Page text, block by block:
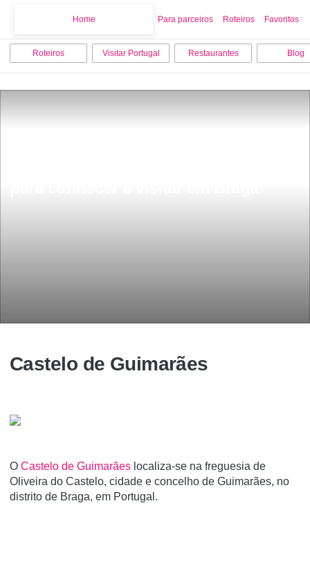
Home Para parceiros Roteiros Favoritos
Roteiros Visitar Portugal Restaurantes Blog
Castelo de Guimarães
O Castelo de Guimarães localiza-se na freguesia de
Oliveira do Castelo, cidade e concelho de Guimarães, no
distrito de Braga, em Portugal.